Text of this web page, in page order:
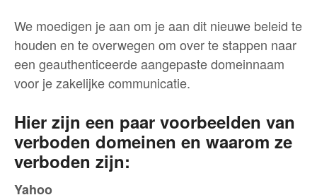
We moedigen je aan om je aan dit nieuwe beleid te
houden en te overwegen om over te stappen naar
een geauthenticeerde aangepaste domeinnaam
voor je zakelijke communicatie.
Hier zijn een paar voorbeelden van
verboden domeinen en waarom ze
verboden zijn:
Yahoo